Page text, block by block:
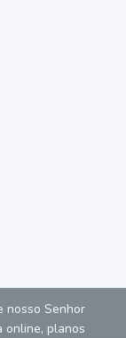
nosso Senhor
online, planos